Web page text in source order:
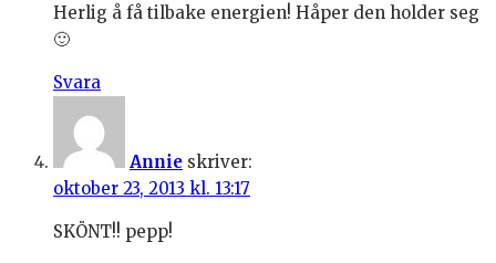
Herlig å få tilbake energien! Håper den holder seg
🙂
Svara
Annie skriver:
oktober 23, 2013 kl. 13:17
SKÖNT!! pepp!